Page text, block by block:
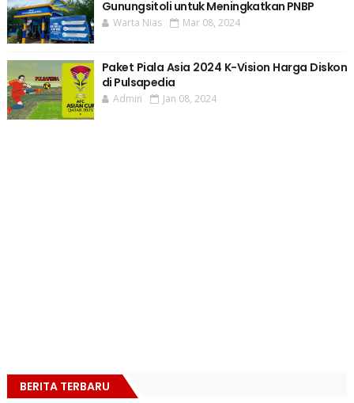
Gunungsitoli untuk Meningkatkan PNBP
Warta Nias Mar 08, 2024
Paket Piala Asia 2024 K-Vision Harga Diskon
di Pulsapedia
Admin Jan 08, 2024
BERITA TERBARU